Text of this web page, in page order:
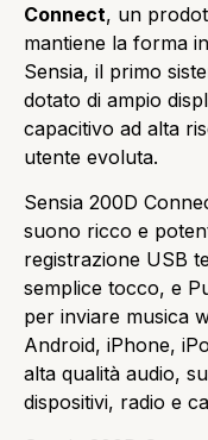
Connect, un
mantiene la forma
Sensia, il primo
dotato di ampio
capacitivo ad alta
utente evoluta.
Sensia 200D
suono ricco e
registrazione USB
semplice tocco, e
per inviare musica
Android, iPhone,
alta qualità audio,
dispositivi, radio e